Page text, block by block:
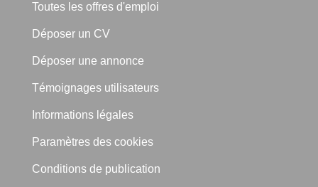
Toutes les offres d'emploi
Déposer un CV
Déposer une annonce
Témoignages utilisateurs
Informations légales
Paramètres des cookies
Conditions de publication